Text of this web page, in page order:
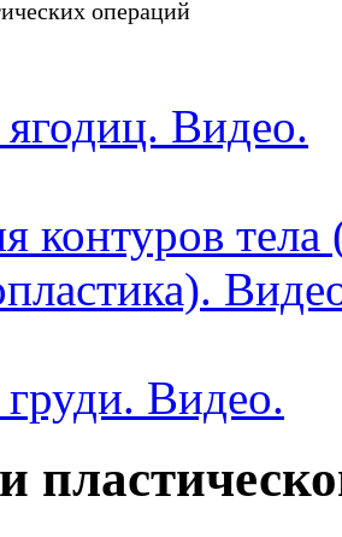
операций
Видео.
контуров
Видео.